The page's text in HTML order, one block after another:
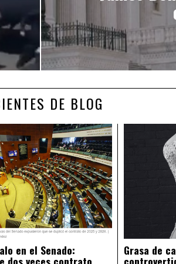
DE BLOG
en el Senado:
dos veces contrato
Grasa de